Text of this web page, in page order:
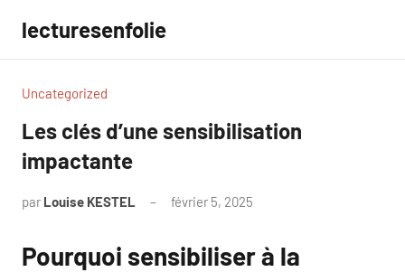
contenu
lecturesenfolie
Uncategorized
Les clés d’une sensibilisation
impactante
par Louise KESTEL février 5, 2025
Pourquoi sensibiliser à la